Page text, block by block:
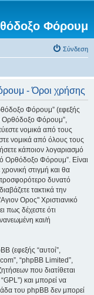
Φόρουμ
Σύνδεση
- Όροι χρήσης
Φόρουμ” (εφεξής
Ορθόδοξο Φόρουμ”,
νομικά από τους
νομικά από όλους τους
κάποιον λογαριασμό
Ορθόδοξο Φόρουμ”. Είναι
στιγμή και θα
δυνατό
τακτικά την
Ορος" Χριστιανικό
πως δέχεστε ότι
και/ή
(εφεξής “αυτοί”,
“phpBB Limited”,
που διατίθεται
και μπορεί να
του phpBB δεν μπορεί